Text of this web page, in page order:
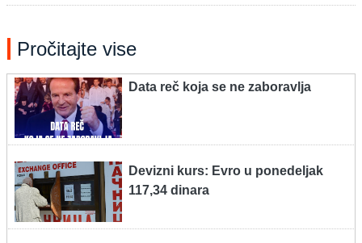
Pročitajte vise
Data reč koja se ne zaboravlja
Devizni kurs: Evro u ponedeljak
117,34 dinara